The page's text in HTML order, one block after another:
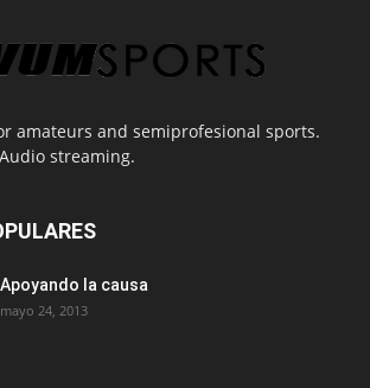
amateurs and semiprofesional sports.
streaming.
Apoyando la causa
mayo 24, 2013